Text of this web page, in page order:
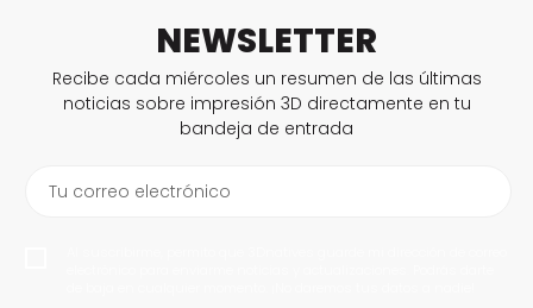
NEWSLETTER
Recibe cada miércoles un resumen de las últimas
noticias sobre impresión 3D directamente en tu
bandeja de entrada
Tu correo electrónico